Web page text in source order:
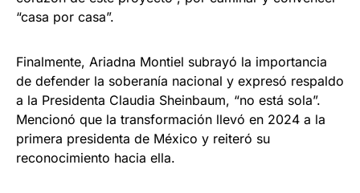
“casa por casa”.
Finalmente, Ariadna Montiel subrayó la importancia
de defender la soberanía nacional y expresó respaldo
a la Presidenta Claudia Sheinbaum, “no está sola”.
Mencionó que la transformación llevó en 2024 a la
primera presidenta de México y reiteró su
reconocimiento hacia ella.